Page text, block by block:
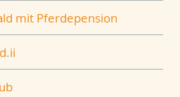
mit Pferdepension